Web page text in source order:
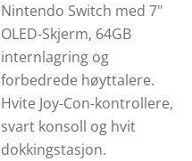
Nintendo Switch med 7"
OLED-Skjerm, 64GB
internlagring og
forbedrede høyttalere.
Hvite Joy-Con-kontrollere,
svart konsoll og hvit
dokkingstasjon.